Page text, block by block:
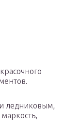
ледниковым,